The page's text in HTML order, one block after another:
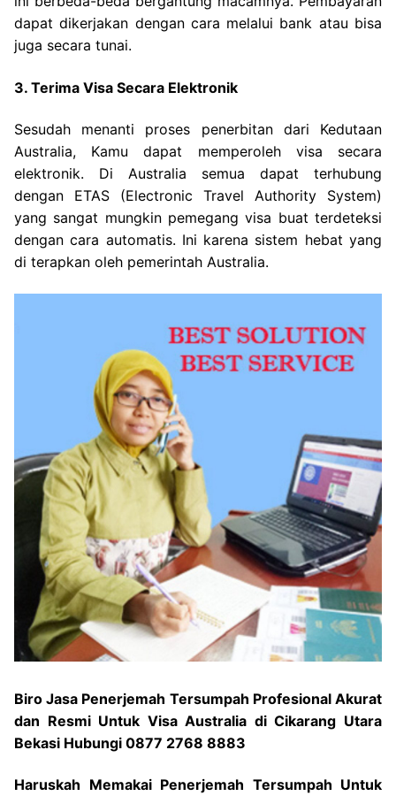
dapat dikerjakan dengan cara melalui bank atau bisa
juga secara tunai.
3. Terima Visa Secara Elektronik
Sesudah menanti proses penerbitan dari Kedutaan
Australia, Kamu dapat memperoleh visa secara
elektronik. Di Australia semua dapat terhubung
dengan ETAS (Electronic Travel Authority System)
yang sangat mungkin pemegang visa buat terdeteksi
dengan cara automatis. Ini karena sistem hebat yang
di terapkan oleh pemerintah Australia.
Biro Jasa Penerjemah Tersumpah Profesional Akurat
dan Resmi Untuk Visa Australia di Cikarang Utara
Bekasi Hubungi 0877 2768 8883
Haruskah Memakai Penerjemah Tersumpah Untuk